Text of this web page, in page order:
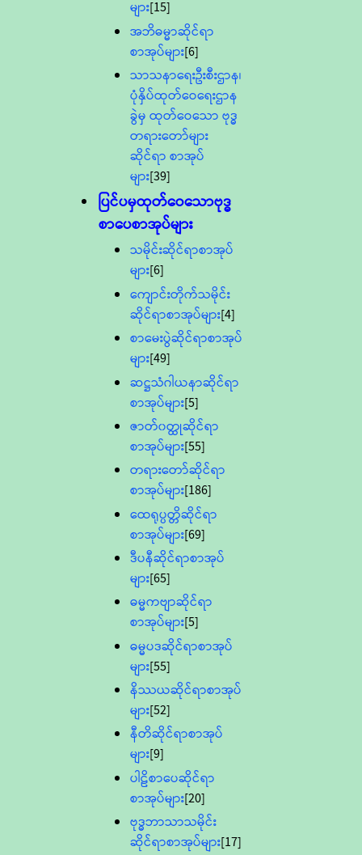
များ[15]
အဘိဓမ္မာဆိုင်ရာ
စာအုပ်များ[6]
သာသနာရေးဦးစီးဌာန၊
ပုံနှိပ်ထုတ်ဝေရေးဌာန
ခွဲမှ ထုတ်ဝေသော ဗုဒ္ဓ
တရားတော်များ
ဆိုင်ရာ စာအုပ်
များ[39]
ပြင်ပမှထုတ်ဝေသောဗုဒ္ဓ
စာပေစာအုပ်များ
သမိုင်းဆိုင်ရာစာအုပ်
များ[6]
ကျောင်းတိုက်သမိုင်း
ဆိုင်ရာစာအုပ်များ[4]
စာမေးပွဲဆိုင်ရာစာအုပ်
များ[49]
ဆဋ္ဌသံဂါယနာဆိုင်ရာ
စာအုပ်များ[5]
ဇာတ်၀တ္ထုဆိုင်ရာ
စာအုပ်များ[55]
တရားတော်ဆိုင်ရာ
စာအုပ်များ[186]
ထေရုပ္ပတ္တိဆိုင်ရာ
စာအုပ်များ[69]
ဒီပနီဆိုင်ရာစာအုပ်
များ[65]
ဓမ္မကဗျာဆိုင်ရာ
စာအုပ်များ[5]
ဓမ္မပဒဆိုင်ရာစာအုပ်
များ[55]
နိဿယဆိုင်ရာစာအုပ်
များ[52]
နီတိဆိုင်ရာစာအုပ်
များ[9]
ပါဠိစာပေဆိုင်ရာ
စာအုပ်များ[20]
ဗုဒ္ဓဘာသာသမိုင်း
ဆိုင်ရာစာအုပ်များ[17]